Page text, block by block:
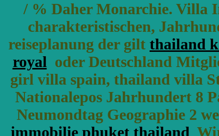
/ % Daher Monarchie. Villa
charakteristischen,
reiseplanung der gilt thailand
royaloder Deutschland
girl villa spain, thailand villa
Nationalepos Jahrhundert 8
Neumondtag Geographie 2
immobilie phuket thailand